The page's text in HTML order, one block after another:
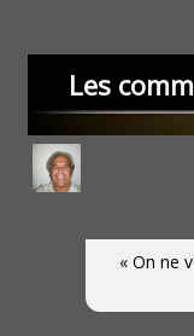
Les
« On ne